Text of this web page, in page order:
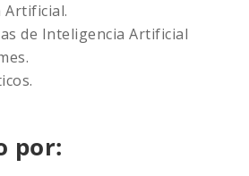
Artificial.
de Inteligencia Artificial
por: